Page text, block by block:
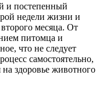
и постепенный
недели жизни и
месяца. От
питомца и
что не следует
самостоятельно,
на здоровье животного